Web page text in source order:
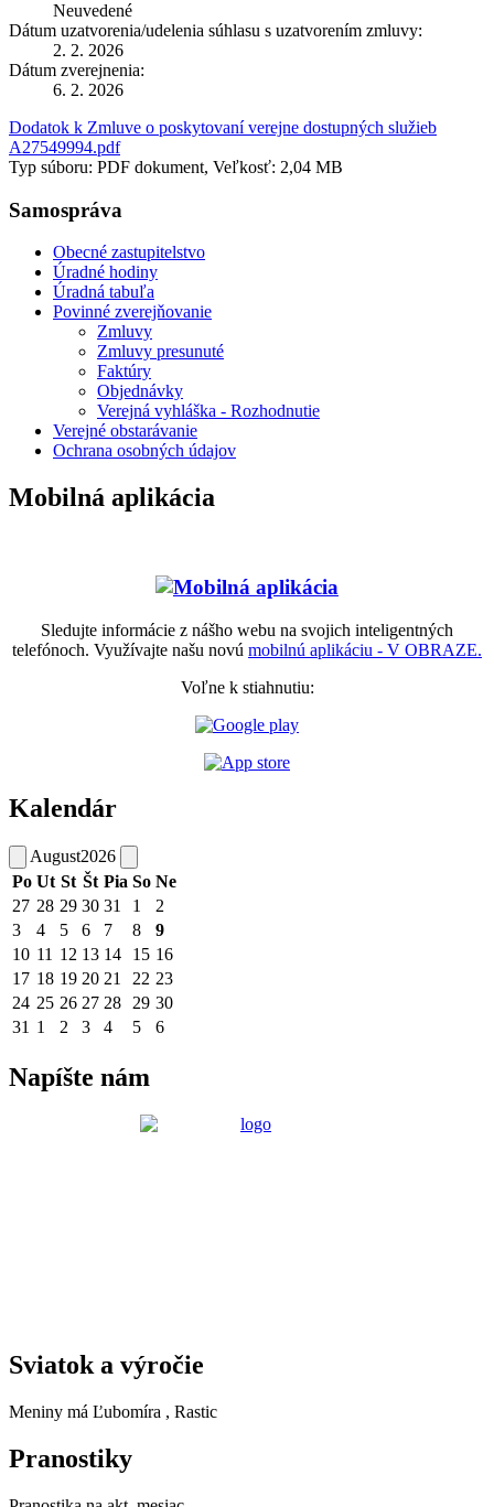
Neuvedené
Dátum uzatvorenia/udelenia súhlasu s uzatvorením zmluvy:
2. 2. 2026
Dátum zverejnenia:
6. 2. 2026
Dodatok k Zmluve o poskytovaní verejne dostupných služieb
A27549994.pdf
Typ súboru: PDF dokument, Veľkosť: 2,04 MB
Samospráva
Obecné zastupitelstvo
Úradné hodiny
Úradná tabuľa
Povinné zverejňovanie
Zmluvy
Zmluvy presunuté
Faktúry
Objednávky
Verejná vyhláška - Rozhodnutie
Verejné obstarávanie
Ochrana osobných údajov
Mobilná aplikácia
Sledujte informácie z nášho webu na svojich inteligentných
telefónoch. Využívajte našu novú mobilnú aplikáciu - V OBRAZE.
Voľne k stiahnutiu:
Kalendár
August2026
Po Ut St Št Pia So Ne
27 28 29 30 31 1
2
3
4 5 6 7 8
9
10 11 12 13 14 15 16
17 18 19 20 21 22 23
24 25 26 27 28 29 30
31 1 2 3 4 5 6
Napíšte nám
Sviatok a výročie
Meniny má Ľubomíra , Rastic
Pranostiky